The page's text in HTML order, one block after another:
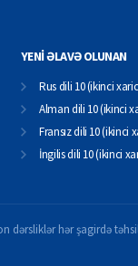
YENİ ƏLAVƏ OLUNAN
Rus dili 10 (ikinci
Alman dili 10 (ikinci
Fransız dili 10 (ikinci
İngilis dili 10 (ikinci
dərsliklər hər şagirdə